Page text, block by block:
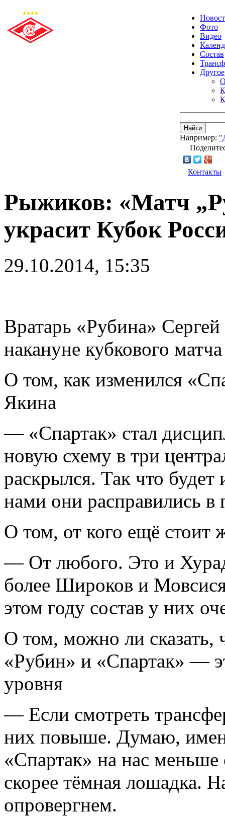
Фото
Видео
Состав
Другое
Найти
Например:
Контакты
Рыжиков: «Матч
украсит Кубок
29.10.2014, 15:35
Вратарь «Рубина»
накануне кубкового
О том, как изменился
Якина
— «Спартак» стал
новую схему в три
раскрылся. Так что будет
нами они расправились в
О том, от кого ещё стоит
— От любого. Это и
более Широков и
этом году состав у них
О том, можно ли сказать,
«Рубин» и «Спартак» —
уровня
— Если смотреть
них повыше. Думаю,
«Спартак» на нас меньше
скорее тёмная лошадка.
опровергнем.